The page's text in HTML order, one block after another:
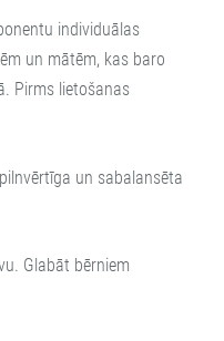
individuālas
un mātēm, kas baro
Pirms lietošanas
un sabalansēta
Glabāt bērniem